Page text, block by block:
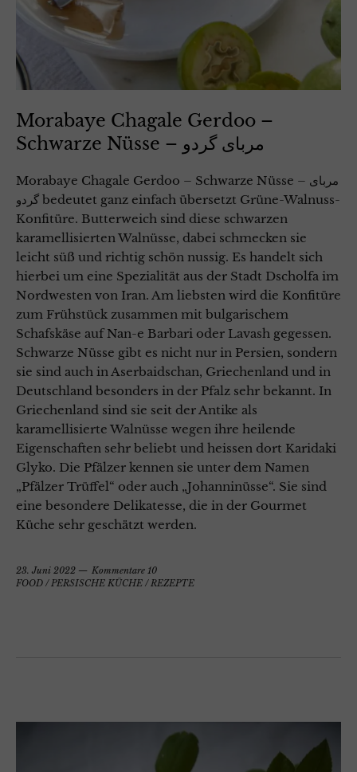
Morabaye Chagale Gerdoo –
Schwarze Nüsse – مربای گردو
Morabaye Chagale Gerdoo – Schwarze Nüsse – مربای
گردو bedeutet ganz einfach übersetzt Grüne-Walnuss-
Konfitüre. Butterweich sind diese schwarzen
karamellisierten Walnüsse, dabei schmecken sie
leicht süß und richtig schön nussig. Es handelt sich
hierbei um eine Spezialität aus der Stadt Dscholfa im
Nordwesten von Iran. Am liebsten wird die Konfitüre
zum Frühstück zusammen mit bulgarischem
Schafskäse auf Nan-e Barbari oder Lavash gegessen.
Schwarze Nüsse gibt es nicht nur in Persien, sondern
sie sind auch in Aserbaidschan, Griechenland und in
Deutschland besonders in der Pfalz sehr bekannt. In
Griechenland sind sie seit der Antike als
karamellisierte Walnüsse wegen ihre heilende
Eigenschaften sehr beliebt und heissen dort Karidaki
Glyko. Die Pfälzer kennen sie unter dem Namen
„Pfälzer Trüffel“ oder auch „Johanninüsse“. Sie sind
eine besondere Delikatesse, die in der Gourmet
Küche sehr geschätzt werden.
23. Juni 2022
Kommentare 10
FOOD /PERSISCHE KÜCHE /REZEPTE